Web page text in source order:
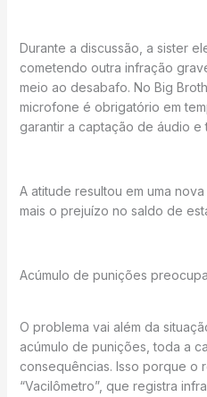
Durante a discussão, a sister
cometendo outra infração
meio ao desabafo. No Big
microfone é obrigatório em
garantir a captação de áudio e
A atitude resultou em uma
mais o prejuízo no saldo de
Acúmulo de punições
O problema vai além da
acúmulo de punições, toda a
consequências. Isso porque o
“Vacilômetro”, que registra